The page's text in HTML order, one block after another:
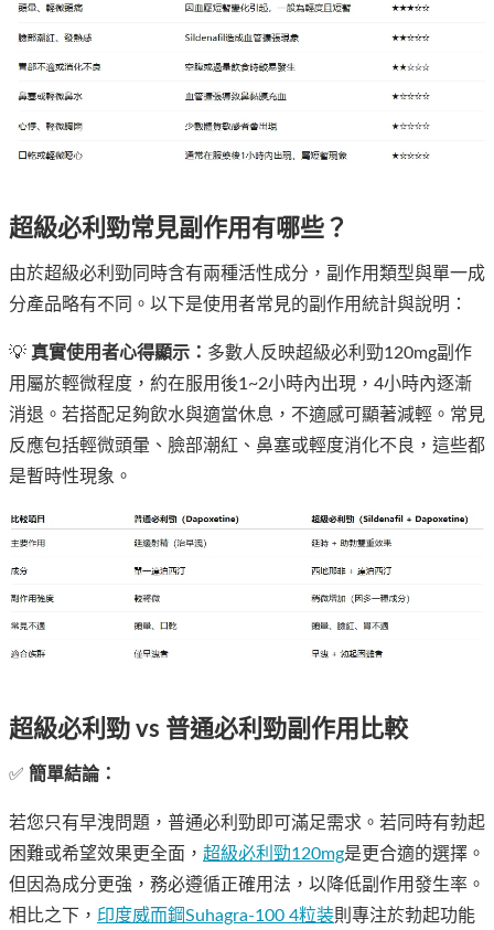
超級必利勁常見副作用有哪些？
由於超級必利勁同時含有兩種活性成分，副作用類型與單一成
分產品略有不同。以下是使用者常見的副作用統計與說明：
💡 真實使用者心得顯示： 多數人反映超級必利勁120mg副作
用屬於輕微程度，約在服用後1~2小時內出現，4小時內逐漸
消退。若搭配足夠飲水與適當休息，不適感可顯著減輕。常見
反應包括輕微頭暈、臉部潮紅、鼻塞或輕度消化不良，這些都
是暫時性現象。
超級必利勁 vs 普通必利勁副作用比較
✅ 簡單結論：
若您只有早洩問題，普通必利勁即可滿足需求。若同時有勃起
困難或希望效果更全面， 超級必利勁120mg是更合適的選擇。
但因為成分更強，務必遵循正確用法，以降低副作用發生率。
相比之下， 印度威而鋼Suhagra-100 4粒装則專注於勃起功能